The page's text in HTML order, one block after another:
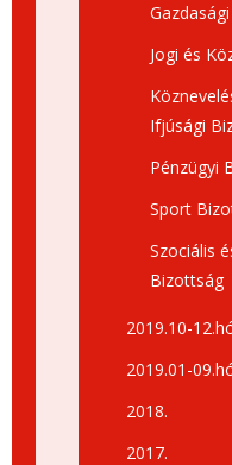
Jogi és
Ifjúsági
Pénzügyi
Sport
Szociális
Bizottság
2019.10-
2019.01-
2018.
2017.